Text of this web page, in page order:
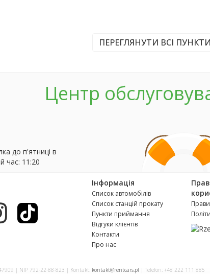
ПЕРЕГЛЯНУТИ ВСІ
Центр
до п'ятниці в
час: 11:20
Інформація
Список автомобілів
Список станцій прокату
Пункти приймання
Відгуки клієнтів
Контакти
Про нас
| NIP 792-22-88-823 | Kontakt: kontakt@rentcars.pl | Telefon: +48 222 111 885